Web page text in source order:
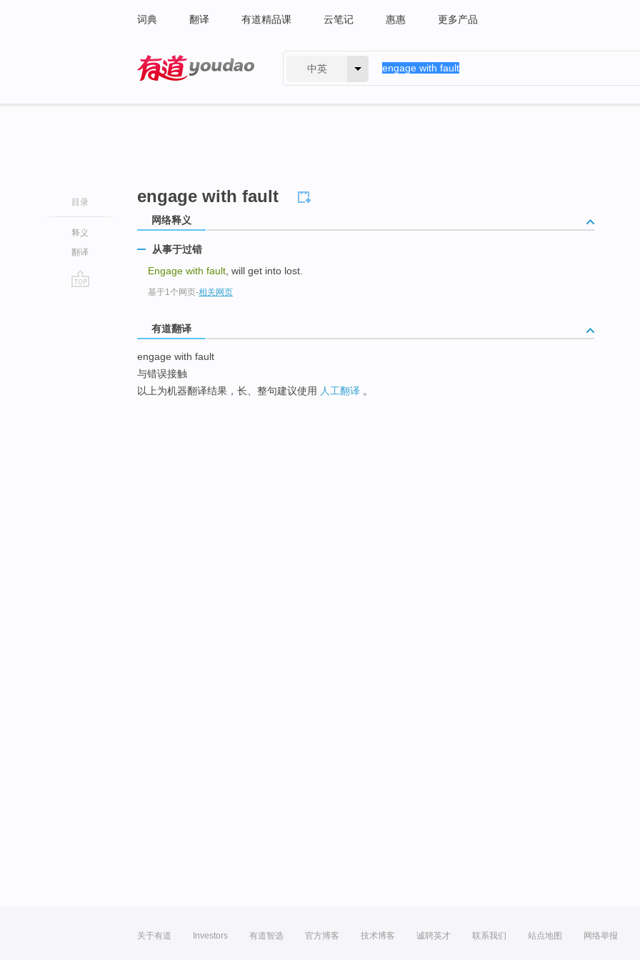
词典 翻译 有道精品课 云笔记 惠惠 更多产品
中英
目录
释义
翻译
engage with fault
网络释义
从事于过错
Engage with fault , will get into lost.
基于1个网页-相关网页
有道翻译
engage with fault
与错误接触
以上为机器翻译结果，长、整句建议使用 人工翻译 。
关于有道 Investors 有道智选 官方博客 技术博客 诚聘英才 联系我们 站点地图 网络举报